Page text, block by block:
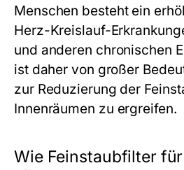
Menschen besteht ein
Herz-Kreislauf-
und anderen chronischen
ist daher von großer
zur Reduzierung der
Innenräumen zu ergreifen.
Wie Feinstaubfilter